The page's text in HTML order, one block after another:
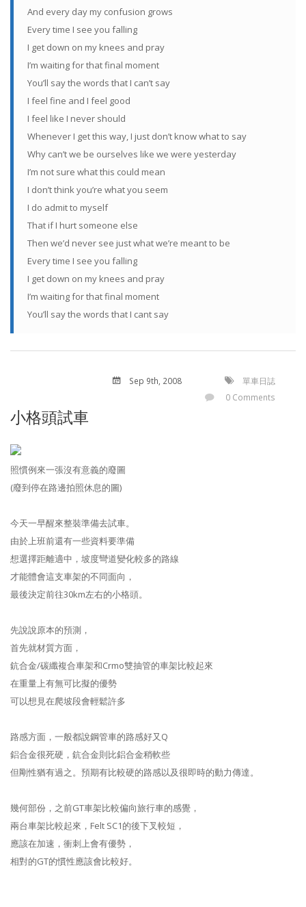
And every day my confusion grows
Every time I see you falling
I get down on my knees and pray
I’m waiting for that final moment
You’ll say the words that I can’t say
I feel fine and I feel good
I feel like I never should
Whenever I get this way, I just don’t know what to say
Why can’t we be ourselves like we were yesterday
I’m not sure what this could mean
I don’t think you’re what you seem
I do admit to myself
That if I hurt someone else
Then we’d never see just what we’re meant to be
Every time I see you falling
I get down on my knees and pray
I’m waiting for that final moment
You’ll say the words that I cant say
Sep 9th , 2008
單車日誌
0 Comments
小格頭試車
照慣例來一張沒有意義的廢圖
(廢到停在路邊拍照休息的圖)
今天一早醒來整裝準備去試車。
由於上班前還有一些資料要準備
想選擇距離適中，坡度彎道變化較多的路線
才能體會這支車架的不同面向，
最後決定前往30km左右的小格頭。
先說說原本的預測，
首先就材質方面，
鈧合金/碳纖複合車架和Crmo雙抽管的車架比較起來
在重量上有無可比擬的優勢
可以想見在爬坡段會輕鬆許多
路感方面，一般都說鋼管車的路感好又Q
鋁合金很死硬，鈧合金則比鋁合金稍軟些
但剛性猶有過之。預期有比較硬的路感以及很即時的動力傳達。
幾何部份，之前GT車架比較偏向旅行車的感覺，
兩台車架比較起來，Felt SC1的後下叉較短，
應該在加速，衝刺上會有優勢，
相對的GT的慣性應該會比較好。